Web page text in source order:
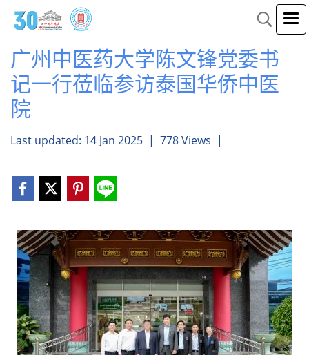
广州中医药大学陈文锋党委书
记一行莅临参访泰国华侨中医
院
Last updated: 14 Jan 2025 | 778 Views |